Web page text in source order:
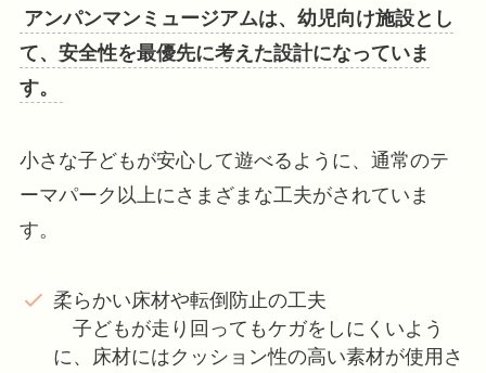
アンパンマンミュージアムは、幼児向け施設とし
て、安全性を最優先に考えた設計になっていま
す。
小さな子どもが安心して遊べるように、通常のテ
ーマパーク以上にさまざまな工夫がされていま
す。
柔らかい床材や転倒防止の工夫
子どもが走り回ってもケガをしにくいよう
に、床材にはクッション性の高い素材が使用さ